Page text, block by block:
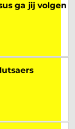
ga jij volgen